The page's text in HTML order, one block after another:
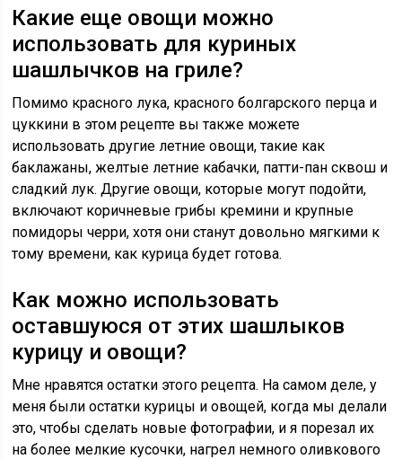
Какие еще овощи можно
использовать для куриных
шашлычков на гриле?
Помимо красного лука, красного болгарского перца и
цуккини в этом рецепте вы также можете
использовать другие летние овощи, такие как
баклажаны, желтые летние кабачки, патти-пан сквош и
сладкий лук. Другие овощи, которые могут подойти,
включают коричневые грибы кремини и крупные
помидоры черри, хотя они станут довольно мягкими к
тому времени, как курица будет готова.
Как можно использовать
оставшуюся от этих шашлыков
курицу и овощи?
Мне нравятся остатки этого рецепта. На самом деле, у
меня были остатки курицы и овощей, когда мы делали
это, чтобы сделать новые фотографии, и я порезал их
на более мелкие кусочки, нагрел немного оливкового